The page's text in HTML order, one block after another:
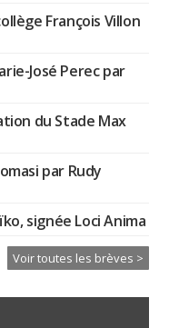
François Villon
José Perec par
du Stade Max
par Rudy
signée Loci Anima
Voir toutes les brèves >